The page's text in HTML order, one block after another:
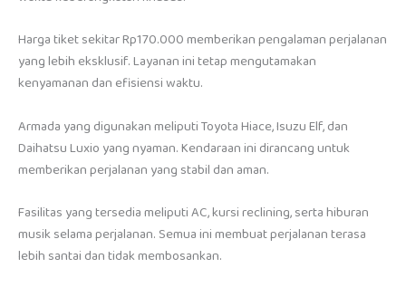
Harga tiket sekitar Rp170.000 memberikan pengalaman perjalanan
yang lebih eksklusif. Layanan ini tetap mengutamakan
kenyamanan dan efisiensi waktu.
Armada yang digunakan meliputi Toyota Hiace, Isuzu Elf, dan
Daihatsu Luxio yang nyaman. Kendaraan ini dirancang untuk
memberikan perjalanan yang stabil dan aman.
Fasilitas yang tersedia meliputi AC, kursi reclining, serta hiburan
musik selama perjalanan. Semua ini membuat perjalanan terasa
lebih santai dan tidak membosankan.